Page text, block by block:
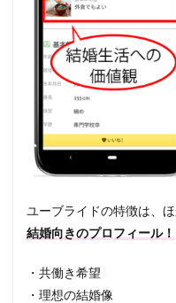
ユーブライドの特徴は、
結婚向きのプロフィール！
・共働き希望
・理想の結婚像